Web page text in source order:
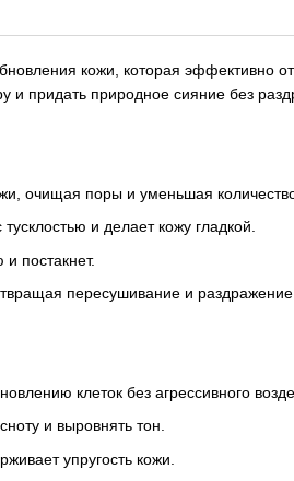
кожи, которая эффективно
и придать природное сияние без
очищая поры и уменьшая
и делает кожу гладкой.
постакнет.
пересушивание и раздражение.
клеток без агрессивного
и выровнять тон.
упругость кожи.